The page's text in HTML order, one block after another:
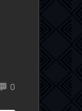
0